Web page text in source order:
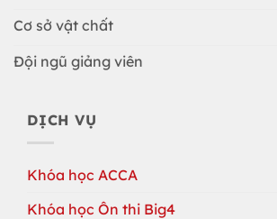
Cơ sở vật chất
Đội ngũ giảng viên
DỊCH VỤ
Khóa học ACCA
Khóa học Ôn thi Big4